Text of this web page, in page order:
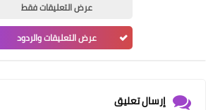
عرض التعليقات فقط
عرض التعليقات والردود
إرسال تعليق